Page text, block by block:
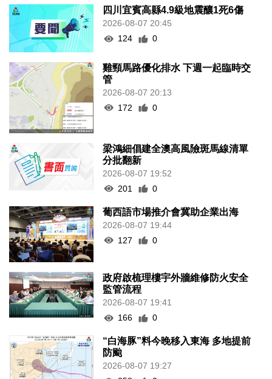
四川宜賓高縣4.9級地震釀1死6傷
2026-08-07 20:45
124
0
雞頸馬路優化排水 下週一起臨時交
管
2026-08-07 20:13
172
0
梁鴻細倡建全澳高風險斑馬線清單
分批翻新
2026-08-07 19:52
201
0
葡西語市場推介會冀助企業出海
2026-08-07 19:44
127
0
政府啟梳理樓宇外牆維修防火安全
監管流程
2026-08-07 19:41
166
0
“白海豚”料今晚移入東海 多地提前
防颱
2026-08-07 19:27